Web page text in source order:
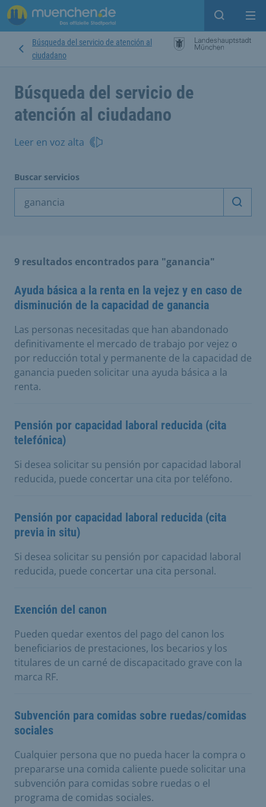
Open
Búsqueda del servicio de atención al
ciudadano
Búsqueda del servicio de
atención al ciudadano
Leer en voz alta
Buscar servicios
9 resultados encontrados para "ganancia"
Ayuda básica a la renta en la vejez y en caso de
disminución de la capacidad de ganancia
Las personas necesitadas que han abandonado
definitivamente el mercado de trabajo por vejez o
por reducción total y permanente de la capacidad de
ganancia pueden solicitar una ayuda básica a la
renta.
Pensión por capacidad laboral reducida (cita
telefónica)
Si desea solicitar su pensión por capacidad laboral
reducida, puede concertar una cita por teléfono.
Pensión por capacidad laboral reducida (cita
previa in situ)
Si desea solicitar su pensión por capacidad laboral
reducida, puede concertar una cita personal.
Exención del canon
Pueden quedar exentos del pago del canon los
beneficiarios de prestaciones, los becarios y los
titulares de un carné de discapacitado grave con la
marca RF.
Subvención para comidas sobre ruedas/comidas
sociales
Cualquier persona que no pueda hacer la compra o
prepararse una comida caliente puede solicitar una
subvención para comidas sobre ruedas o el
programa de comidas sociales.